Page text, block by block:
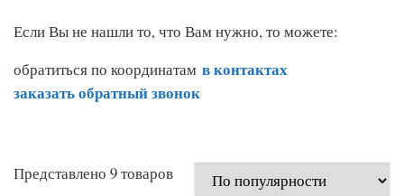
Если Вы не нашли то, что Вам нужно, то можете:
обратиться по координатам в контактах
заказать обратный звонок
Представлено 9 товаров